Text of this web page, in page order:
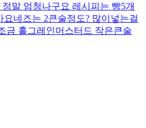
말 엄청나구요 레시피는 빵5개
네즈는 2큰술정도? 많이넣는걸
금 홀그레인머스터드 작은큰술